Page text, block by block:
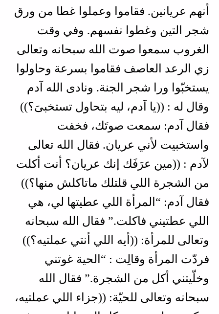
أنهم عريانين. فقاموا وعملوا غطا من ورق
شجر التين وغطوا نفسهم. وفي وقت
الغروب سمعوا صوت الله سبحانه وتعالى
زي الرعد العاصف فقاموا بسرعة وحاولوا
يستخبّوا ورا شجر الجنة. ونادى الله آدم
وقال له : ((يا آدم، ليه بتحاول تستخبىَ؟))
فقال آدم: سمعت صوتَك، فخفت
واستخبيت لأني عريان. فقال الله تعالى
لآدم : ((مين عرَفَك إنك عريان؟ أنت أكلت
من الشجرة اللي قلتلك ماتاكلش منها؟))
فقال آدم: “المرأة اللي عطيتها لي، هي
اللي عطتيني فاكلت.” فقال الله سبحانه
وتعالى للمرأة: ((أيه اللي أنتي عملتيه؟))
فردّت المرأة وقالِت : “الحية غوتني
وخلّيتني أكل من الشجرة.” فقال الله
سبحانه وتعالى للحيّة: ((جزاء اللي عملتيه،